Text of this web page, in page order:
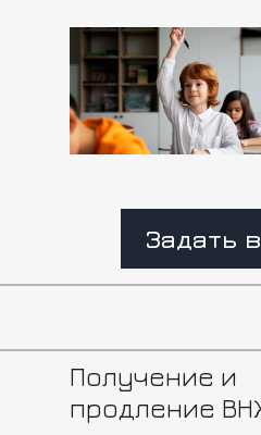
Задать
Получение и
продление